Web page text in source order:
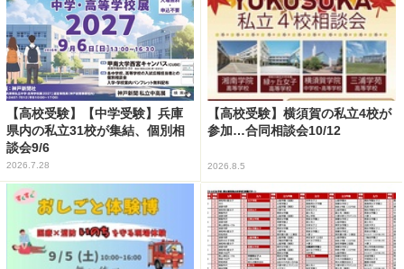
【高校受験】【中学受験】兵庫
県内の私立31校が集結、個別相
談会9/6
2026.7.28
【高校受験】横須賀の私立4校が
参加…合同相談会10/12
2026.8.5